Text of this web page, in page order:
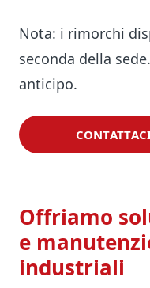
Nota: i rimorchi
seconda della
anticipo.
Offriamo
e
industriali